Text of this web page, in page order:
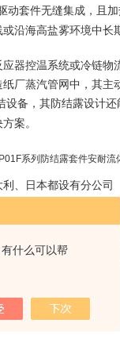
什么可以帮
动套件无缝集成，且
沿海高盐雾环境中长
器控温系统或冷链
厂蒸汽管网中，其
设备，其防结露设计
案。
、日本都设有分公
海维特锐实业发展有
为客户提供高品质
的期望和厚爱,努力为
道直接拿货，货到中